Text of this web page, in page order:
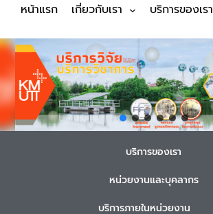
หน้าแรก เกี่ยวกับเรา บริการของเรา
บริการของเรา
หน่วยงานและบุคลากร
บริการภายในหน่วยงาน